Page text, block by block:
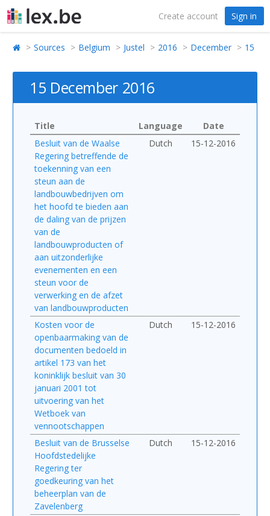
Create account Sign in
Sources Belgium Justel 2016 December 15
15 December 2016
Title Language
Date
Besluit van de Waalse
Regering betreffende de
toekenning van een
steun aan de
landbouwbedrijven om
het hoofd te bieden aan
de daling van de prijzen
van de
landbouwproducten of
aan uitzonderlijke
evenementen en een
steun voor de
verwerking en de afzet
van landbouwproducten
Dutch 15-12-2016
Kosten voor de
openbaarmaking van de
documenten bedoeld in
artikel 173 van het
koninklijk besluit van 30
januari 2001 tot
uitvoering van het
Wetboek van
vennootschappen
Dutch 15-12-2016
Besluit van de Brusselse
Hoofdstedelijke
Regering ter
goedkeuring van het
beheerplan van de
Zavelenberg
Dutch 15-12-2016